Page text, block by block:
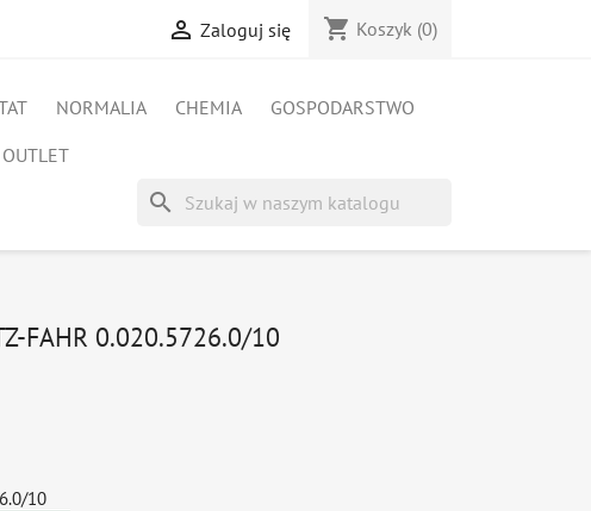
 Zaloguj się shopping_cart Koszyk (0)
NORMALIA CHEMIA
GOSPODARSTWO
OUTLET
search
FAHR 0.020.5726.0/10
10